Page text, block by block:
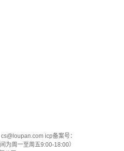
cs@loupan.com icp备案号：
为周一至周五9:00-18:00）